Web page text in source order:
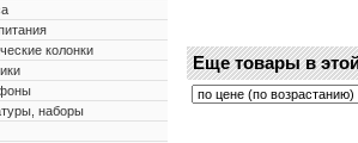
колонки
наборы
Еще товары в